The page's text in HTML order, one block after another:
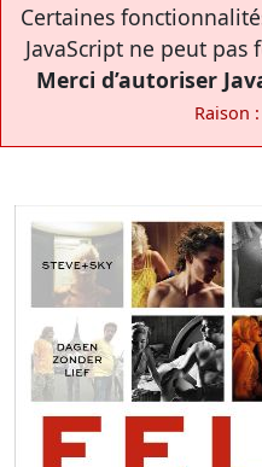
Certaines
JavaScript ne peut
Merci d’autoriser
Raison